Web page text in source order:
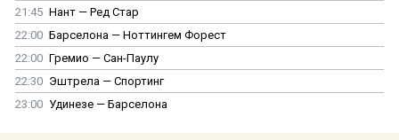
21:45 Нант — Ред Стар
22:00 Барселона — Ноттингем Форест
22:00 Гремио — Сан-Паулу
22:30 Эштрела — Спортинг
23:00 Удинезе — Барселона